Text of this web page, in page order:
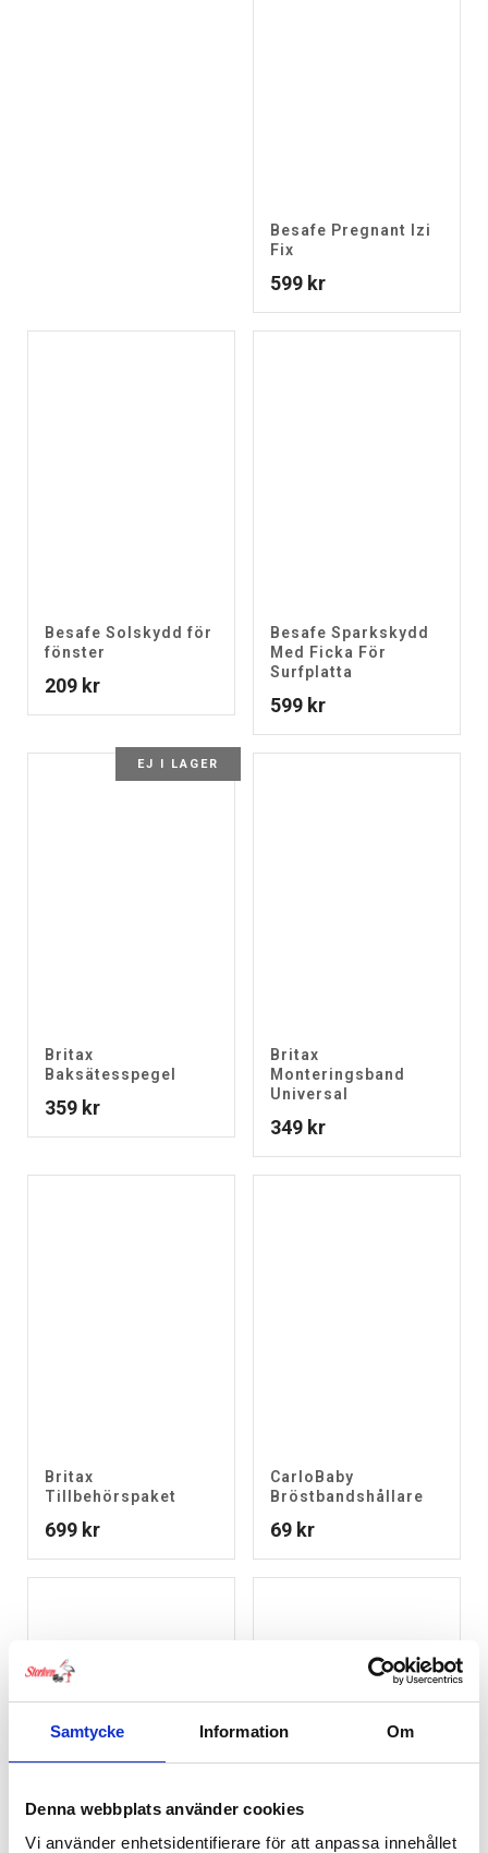
Samtycke Information Om
Denna webbplats använder cookies
Vi använder enhetsidentifierare för att anpassa innehållet
Besafe Pregnant Izi
Fix
599 kr
Besafe Solskydd för
fönster
209 kr
Besafe Sparkskydd
Med Ficka För
Surfplatta
599 kr
EJ I LAGER
Britax
Baksätesspegel
359 kr
Britax
Monteringsband
Universal
349 kr
Britax
Tillbehörspaket
699 kr
CarloBaby
Bröstbandshållare
69 kr